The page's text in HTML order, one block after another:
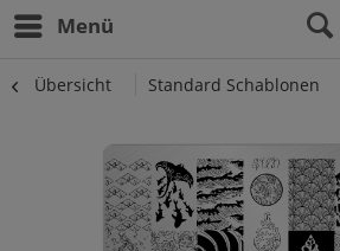
Menü
Übersicht Standard Schablonen